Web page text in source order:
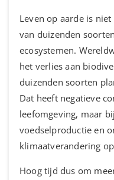
Leven op aarde is
van duizenden
ecosystemen.
het verlies aan
duizenden soorten
Dat heeft negatieve
leefomgeving, maar
voedselproductie en
klimaatverandering
Hoog tijd dus om